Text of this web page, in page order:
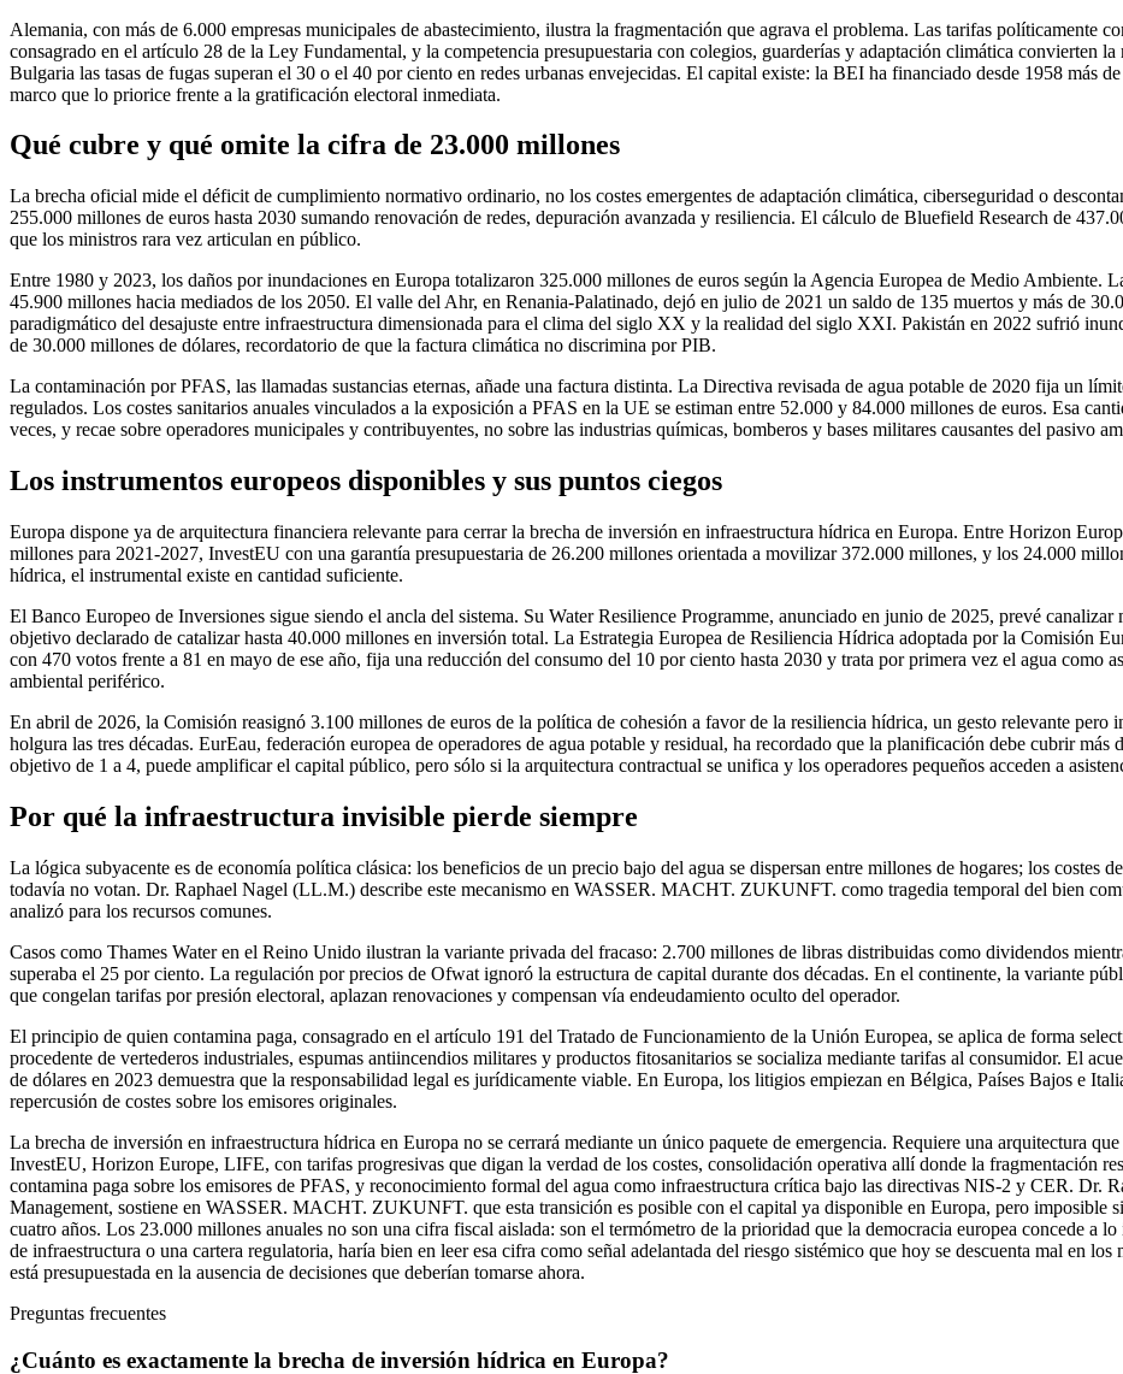
Alemania, con más de 6.000 empresas municipales de abastecimiento, ilustra la fragmentación que agrava el problema. Las tarifas políticamente
consagrado en el artículo 28 de la Ley Fundamental, y la competencia presupuestaria con colegios, guarderías y adaptación climática convierten
Bulgaria las tasas de fugas superan el 30 o el 40 por ciento en redes urbanas envejecidas. El capital existe: la BEI ha financiado desde 1958 más
marco que lo priorice frente a la gratificación electoral inmediata.
Qué cubre y qué omite la cifra de 23.000 millones
La brecha oficial mide el déficit de cumplimiento normativo ordinario, no los costes emergentes de adaptación climática, ciberseguridad o
255.000 millones de euros hasta 2030 sumando renovación de redes, depuración avanzada y resiliencia. El cálculo de Bluefield Research de
que los ministros rara vez articulan en público.
Entre 1980 y 2023, los daños por inundaciones en Europa totalizaron 325.000 millones de euros según la Agencia Europea de Medio Ambiente.
45.900 millones hacia mediados de los 2050. El valle del Ahr, en Renania-Palatinado, dejó en julio de 2021 un saldo de 135 muertos y más de
paradigmático del desajuste entre infraestructura dimensionada para el clima del siglo XX y la realidad del siglo XXI. Pakistán en 2022 sufrió
de 30.000 millones de dólares, recordatorio de que la factura climática no discrimina por PIB.
La contaminación por PFAS, las llamadas sustancias eternas, añade una factura distinta. La Directiva revisada de agua potable de 2020 fija un
regulados. Los costes sanitarios anuales vinculados a la exposición a PFAS en la UE se estiman entre 52.000 y 84.000 millones de euros. Esa
veces, y recae sobre operadores municipales y contribuyentes, no sobre las industrias químicas, bomberos y bases militares causantes del pasivo
Los instrumentos europeos disponibles y sus puntos ciegos
Europa dispone ya de arquitectura financiera relevante para cerrar la brecha de inversión en infraestructura hídrica en Europa. Entre Horizon
millones para 2021-2027, InvestEU con una garantía presupuestaria de 26.200 millones orientada a movilizar 372.000 millones, y los 24.000
hídrica, el instrumental existe en cantidad suficiente.
El Banco Europeo de Inversiones sigue siendo el ancla del sistema. Su Water Resilience Programme, anunciado en junio de 2025, prevé
objetivo declarado de catalizar hasta 40.000 millones en inversión total. La Estrategia Europea de Resiliencia Hídrica adoptada por la Comisión
con 470 votos frente a 81 en mayo de ese año, fija una reducción del consumo del 10 por ciento hasta 2030 y trata por primera vez el agua como
ambiental periférico.
En abril de 2026, la Comisión reasignó 3.100 millones de euros de la política de cohesión a favor de la resiliencia hídrica, un gesto relevante pero
holgura las tres décadas. EurEau, federación europea de operadores de agua potable y residual, ha recordado que la planificación debe cubrir
objetivo de 1 a 4, puede amplificar el capital público, pero sólo si la arquitectura contractual se unifica y los operadores pequeños acceden a
Por qué la infraestructura invisible pierde siempre
La lógica subyacente es de economía política clásica: los beneficios de un precio bajo del agua se dispersan entre millones de hogares; los costes
todavía no votan. Dr. Raphael Nagel (LL.M.) describe este mecanismo en WASSER. MACHT. ZUKUNFT. como tragedia temporal del bien
analizó para los recursos comunes.
Casos como Thames Water en el Reino Unido ilustran la variante privada del fracaso: 2.700 millones de libras distribuidas como dividendos
superaba el 25 por ciento. La regulación por precios de Ofwat ignoró la estructura de capital durante dos décadas. En el continente, la variante
que congelan tarifas por presión electoral, aplazan renovaciones y compensan vía endeudamiento oculto del operador.
El principio de quien contamina paga, consagrado en el artículo 191 del Tratado de Funcionamiento de la Unión Europea, se aplica de forma
procedente de vertederos industriales, espumas antiincendios militares y productos fitosanitarios se socializa mediante tarifas al consumidor. El
de dólares en 2023 demuestra que la responsabilidad legal es jurídicamente viable. En Europa, los litigios empiezan en Bélgica, Países Bajos e
repercusión de costes sobre los emisores originales.
La brecha de inversión en infraestructura hídrica en Europa no se cerrará mediante un único paquete de emergencia. Requiere una arquitectura
InvestEU, Horizon Europe, LIFE, con tarifas progresivas que digan la verdad de los costes, consolidación operativa allí donde la fragmentación
contamina paga sobre los emisores de PFAS, y reconocimiento formal del agua como infraestructura crítica bajo las directivas NIS-2 y CER. Dr.
Management, sostiene en WASSER. MACHT. ZUKUNFT. que esta transición es posible con el capital ya disponible en Europa, pero imposible
cuatro años. Los 23.000 millones anuales no son una cifra fiscal aislada: son el termómetro de la prioridad que la democracia europea concede a
de infraestructura o una cartera regulatoria, haría bien en leer esa cifra como señal adelantada del riesgo sistémico que hoy se descuenta mal en
está presupuestada en la ausencia de decisiones que deberían tomarse ahora.
Preguntas frecuentes
¿Cuánto es exactamente la brecha de inversión hídrica en Europa?